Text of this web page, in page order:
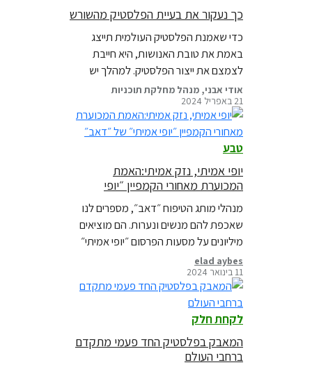
כך נעקור את בעיית הפלסטיק מהשורש
כדי שאמנת הפלסטיק העולמית תייצג
באמת את טובת האנושות, היא חייבת
לצמצם את ייצור הפלסטיק. למהלך יש
תמיכה ציבורית נרחבת ברחבי העולם
אודי אבני, מנהל מחלקת תוכניות
21 באפריל 2024
טבע
יופי אמיתי, נזק אמיתי:האמת
המכוערת מאחורי הקמפיין ״יופי
אמיתי״ של ״דאב״
מנהלי מותג הטיפוח ״דאב״, מספרים לנו
שאכפת להם מנשים ונערות. הם מוציאים
מיליונים על מסעות הפרסום ״יופי אמיתי״
כדי לשכנע את כולנו שהעסק שלהם הוא
כוח חיובי בעולם. אבל מאחורי יחסי הציבור
היפים, יש סיפור אמיתי על נזק אמיתי מאוד.
elad aybes
11 בינואר 2024
לקחת חלק
המאבק בפלסטיק החד פעמי מתקדם
ברחבי העולם